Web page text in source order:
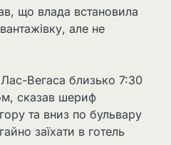
що влада встановила
але не
Вегаса близько 7:30
сказав шериф
та вниз по бульвару
заїхати в готель